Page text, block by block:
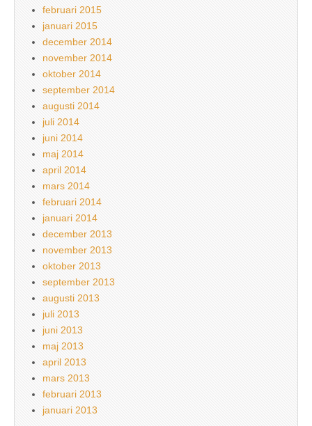
februari 2015
januari 2015
december 2014
november 2014
oktober 2014
september 2014
augusti 2014
juli 2014
juni 2014
maj 2014
april 2014
mars 2014
februari 2014
januari 2014
december 2013
november 2013
oktober 2013
september 2013
augusti 2013
juli 2013
juni 2013
maj 2013
april 2013
mars 2013
februari 2013
januari 2013